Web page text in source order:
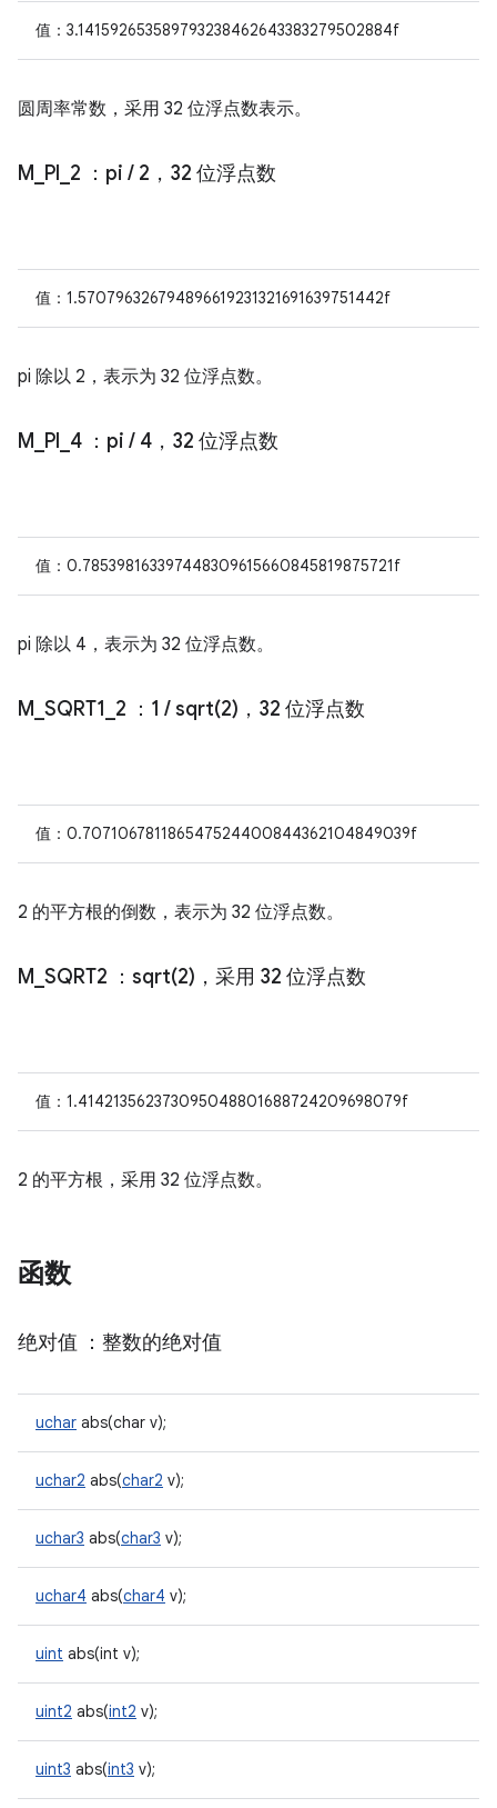
值：3.141592653589793238462643383279502884f
圆周率常数，采用 32 位浮点数表示。
M PI 2 ：pi / 2，32 位浮点数
值：1.570796326794896619231321691639751442f
pi 除以 2，表示为 32 位浮点数。
M PI 4 ：pi / 4，32 位浮点数
值：0.785398163397448309615660845819875721f
pi 除以 4，表示为 32 位浮点数。
M SQRT1 2 ：1 /sqrt(2)，32 位浮点数
值：0.707106781186547524400844362104849039f
2 的平方根的倒数，表示为 32 位浮点数。
M SQRT2 ： sqrt(2)，采用 32 位浮点数
值：1.414213562373095048801688724209698079f
2 的平方根，采用 32 位浮点数。
函数
绝对值 ：整数的绝对值
uchar abs(char v);
uchar2 abs(char2 v);
uchar3 abs(char3 v);
uchar4 abs(char4 v);
uint abs(int v);
uint2 abs(int2 v);
uint3 abs(int3 v);